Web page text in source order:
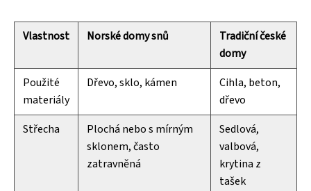
Vlastnost Norské domy snů
Tradiční české
domy
Použité
materiály
Dřevo, sklo, kámen
Cihla, beton,
dřevo
Střecha
Plochá nebo s mírným
sklonem, často
zatravněná
Sedlová,
valbová,
krytina z
tašek